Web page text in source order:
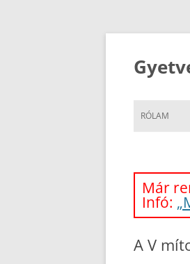
Kilépés
RÓLAM
Már
Infó:
A V